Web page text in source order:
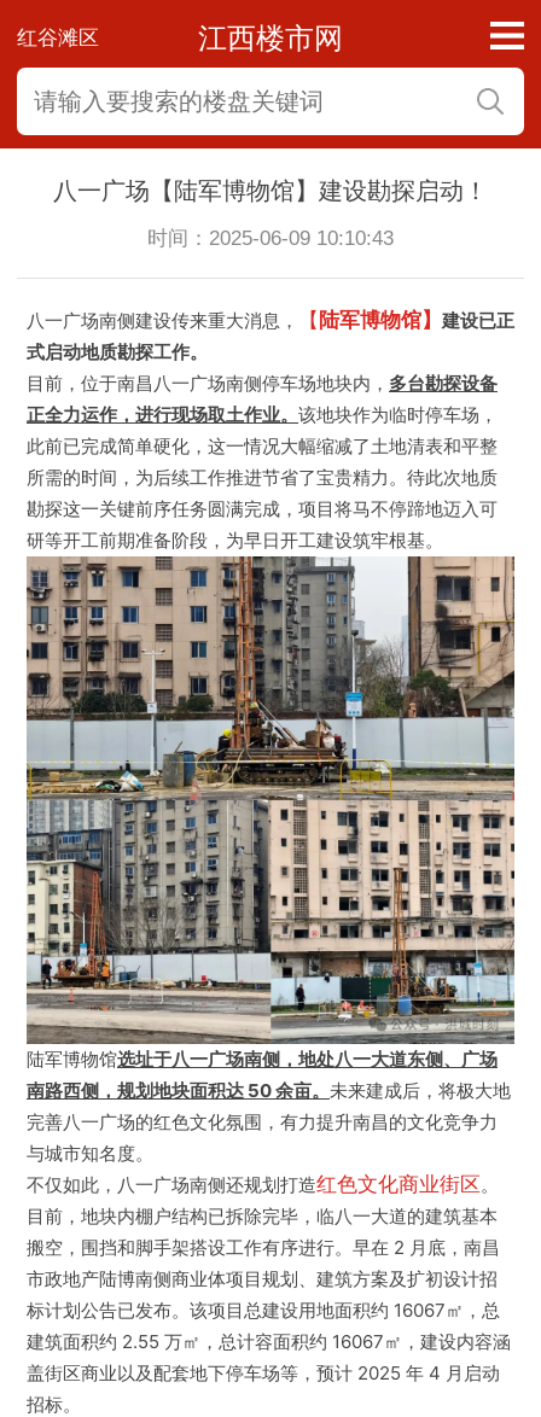
红谷滩区 江西楼市网
八一广场【陆军博物馆】建设勘探启动！
时间：2025-06-09 10:10:43
八一广场南侧建设传来重大消息， 【陆军博物馆】 建设已正
式启动地质勘探工作。
目前，位于南昌八一广场南侧停车场地块内， 多台勘探设备
正全力运作，进行现场取土作业。 该地块作为临时停车场，
此前已完成简单硬化，这一情况大幅缩减了土地清表和平整
所需的时间，为后续工作推进节省了宝贵精力。待此次地质
勘探这一关键前序任务圆满完成，项目将马不停蹄地迈入可
研等开工前期准备阶段，为早日开工建设筑牢根基。
陆军博物馆选址于八一广场南侧，地处八一大道东侧、广场
南路西侧，规划地块面积达 50 余亩。 未来建成后，将极大地
完善八一广场的红色文化氛围，有力提升南昌的文化竞争力
与城市知名度。
不仅如此，八一广场南侧还规划打造红色文化商业街区。
目前，地块内棚户结构已拆除完毕，临八一大道的建筑基本
搬空，围挡和脚手架搭设工作有序进行。早在 2 月底，南昌
市政地产陆博南侧商业体项目规划、建筑方案及扩初设计招
标计划公告已发布。该项目总建设用地面积约 16067㎡，总
建筑面积约 2.55 万㎡，总计容面积约 16067㎡，建设内容涵
盖街区商业以及配套地下停车场等，预计 2025 年 4 月启动
招标。
西湖区
青云谱区
青山湖区